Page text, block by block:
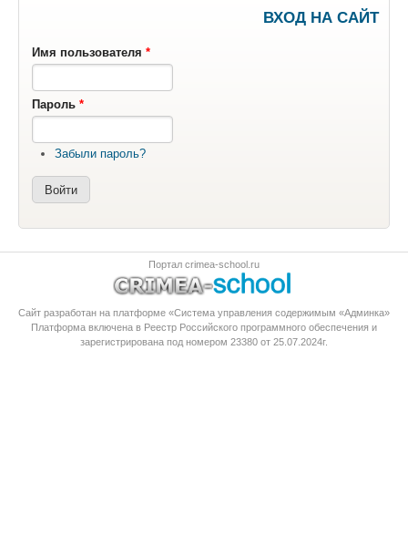
ВХОД НА САЙТ
Имя пользователя *
Пароль *
Забыли пароль?
Портал crimea-school.ru
Сайт разработан на платформе «Система управления содержимым «Админка»
Платформа включена в Реестр Российского программного обеспечения и
зарегистрирована под номером 23380 от 25.07.2024г.